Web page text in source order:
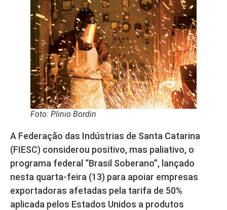
Foto: Plinio Bordin
A Federação das Indústrias de Santa Catarina
(FIESC) considerou positivo, mas paliativo, o
programa federal “Brasil Soberano”, lançado
nesta quarta-feira (13) para apoiar empresas
exportadoras afetadas pela tarifa de 50%
aplicada pelos Estados Unidos a produtos